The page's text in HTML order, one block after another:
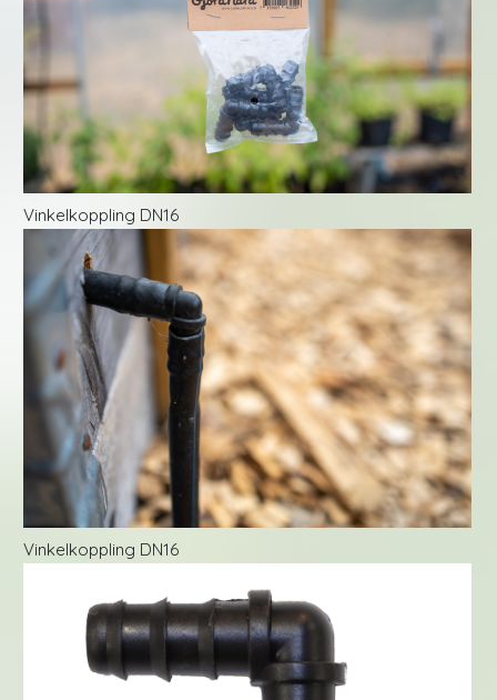
Vinkelkoppling DN16
Vinkelkoppling DN16